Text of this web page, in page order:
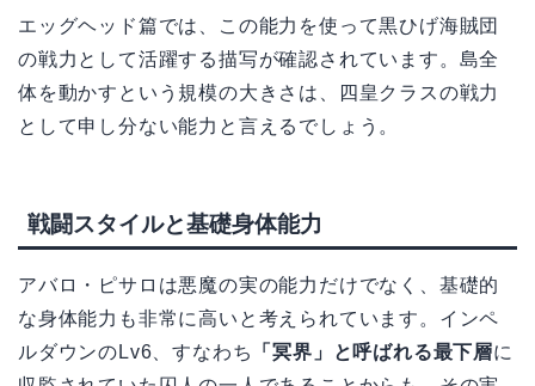
エッグヘッド篇では、この能力を使って黒ひげ海賊団
の戦力として活躍する描写が確認されています。島全
体を動かすという規模の大きさは、四皇クラスの戦力
として申し分ない能力と言えるでしょう。
戦闘スタイルと基礎身体能力
アバロ・ピサロは悪魔の実の能力だけでなく、基礎的
な身体能力も非常に高いと考えられています。インペ
ルダウンのLv6、すなわち
「冥界」と呼ばれる最下層に